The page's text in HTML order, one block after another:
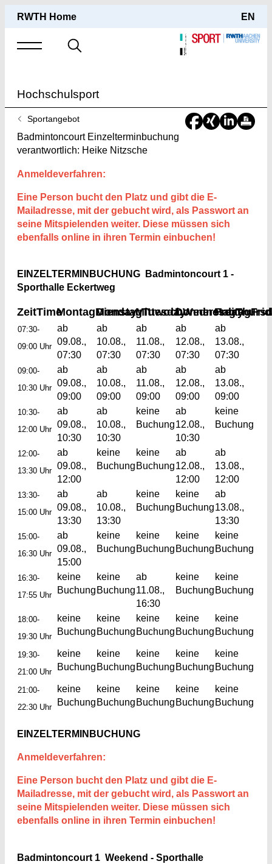
RWTH Home EN
Suche
Hochschulsport
Sie
sind
hier:
Sportangebot
Badmintoncourt Einzelterminbuchung
verantwortlich: Heike Nitzsche
Anmeldeverfahren:
Eine Person bucht den Platz und gibt die E-
Mailadresse, mit der gebucht wird, als Passwort an
seine Mitspielenden weiter. Diese müssen sich
ebenfalls online in ihren Termin einbuchen!
EINZELTERMINBUCHUNG Badmintoncourt 1 -
Sporthalle Eckertweg
ZeitTimeMontagMonday
DienstagTuesday
MittwochWednesday
Donnerstag
Freitag
07:30-
09:00 Uhr
ab
09.08.,
07:30
ab
10.08.,
07:30
ab
11.08.,
07:30
ab
12.08.,
07:30
ab
13.08.,
07:30
09:00-
10:30 Uhr
ab
09.08.,
09:00
ab
10.08.,
09:00
ab
11.08.,
09:00
ab
12.08.,
09:00
ab
13.08.,
09:00
10:30-
12:00 Uhr
ab
09.08.,
10:30
ab
10.08.,
10:30
keine
Buchung
ab
12.08.,
10:30
keine
Buchung
12:00-
13:30 Uhr
ab
09.08.,
12:00
keine
Buchung
keine
Buchung
ab
12.08.,
12:00
ab
13.08.,
12:00
13:30-
15:00 Uhr
ab
09.08.,
13:30
ab
10.08.,
13:30
keine
Buchung
keine
Buchung
ab
13.08.,
13:30
15:00-
16:30 Uhr
ab
09.08.,
15:00
keine
Buchung
keine
Buchung
keine
Buchung
keine
Buchung
16:30-
17:55 Uhr
keine
Buchung
keine
Buchung
ab
11.08.,
16:30
keine
Buchung
keine
Buchung
18:00-
19:30 Uhr
keine
Buchung
keine
Buchung
keine
Buchung
keine
Buchung
keine
Buchung
19:30-
21:00 Uhr
keine
Buchung
keine
Buchung
keine
Buchung
keine
Buchung
keine
Buchung
21:00-
22:30 Uhr
keine
Buchung
keine
Buchung
keine
Buchung
keine
Buchung
keine
Buchung
EINZELTERMINBUCHUNG
Anmeldeverfahren:
Eine Person bucht den Platz und gibt die E-
Mailadresse, mit der gebucht wird, als Passwort an
seine Mitspielenden weiter. Diese müssen sich
ebenfalls online in ihren Termin einbuchen!
Badmintoncourt 1 Weekend - Sporthalle